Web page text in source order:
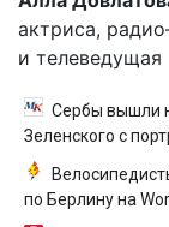
актриса,
и телеведущая
Сербы вышли
Зеленского с
по Берлину на